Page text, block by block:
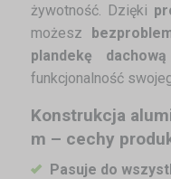
żywotność. Dzięki
możesz
plandekę dachową
funkcjonalność
Konstrukcja
m – cechy
Pasuje do